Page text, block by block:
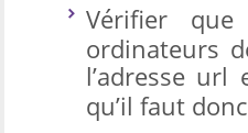
Vérifier
ordinateurs
l’adresse
qu’il faut